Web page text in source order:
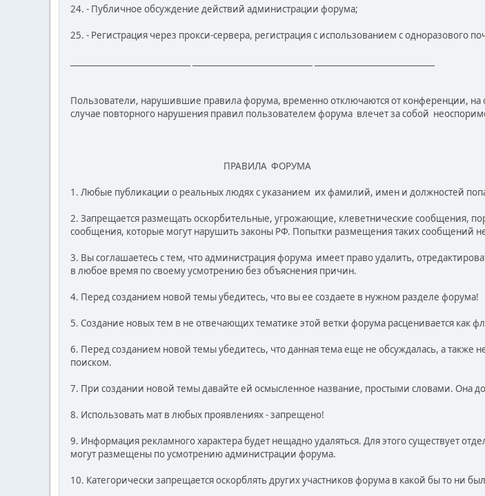
24. - Публичное обсуждение действий администрации форума;
25. - Регистрация через прокси-сервера, регистрация с использованием с одноразового
Пользователи, нарушившие правила форума, временно отключаются от конференции,
случае повторного нарушения правил пользователем форума влечет за собой
ПРАВИЛА ФОРУМА
1. Любые публикации о реальных людях с указанием их фамилий, имен и должностей
2. Запрещается размещать оскорбительные, угрожающие, клеветнические сообщения,
сообщения, которые могут нарушить законы РФ. Попытки размещения таких сообщений
3. Вы соглашаетесь с тем, что администрация форума имеет право удалить,
в любое время по своему усмотрению без объяснения причин.
4. Перед созданием новой темы убедитесь, что вы ее создаете в нужном разделе форума!
5. Создание новых тем в не отвечающих тематике этой ветки форума расценивается как
6. Перед созданием новой темы убедитесь, что данная тема еще не обсуждалась, а также
поиском.
7. При создании новой темы давайте ей осмысленное название, простыми словами. Она
8. Использовать мат в любых проявлениях - запрещено!
9. Информация рекламного характера будет нещадно удаляться. Для этого существует
могут размещены по усмотрению администрации форума.
10. Категорически запрещается оскорблять других участников форума в какой бы то ни